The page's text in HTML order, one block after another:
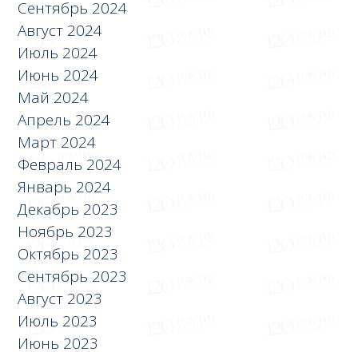
Сентябрь 2024
Август 2024
Июль 2024
Июнь 2024
Май 2024
Апрель 2024
Март 2024
Февраль 2024
Январь 2024
Декабрь 2023
Ноябрь 2023
Октябрь 2023
Сентябрь 2023
Август 2023
Июль 2023
Июнь 2023